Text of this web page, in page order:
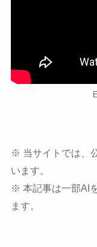
※ 当サイトでは、
います。
※ 本記事は一部AI
ます。